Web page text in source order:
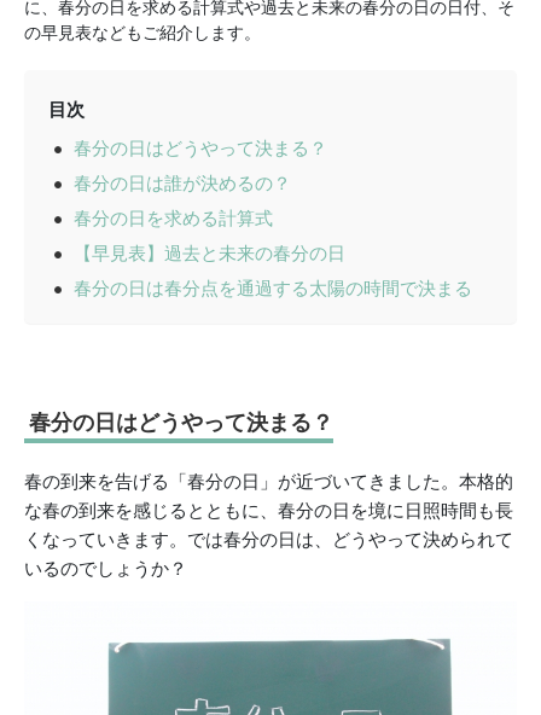
に、春分の日を求める計算式や過去と未来の春分の日の日付、そ
の早見表などもご紹介します。
目次
春分の日はどうやって決まる？
春分の日は誰が決めるの？
春分の日を求める計算式
【早見表】過去と未来の春分の日
‌‌春分の日は春分点を通過する太陽の時間で決まる
春分の日はどうやって決まる？
春の到来を告げる「春分の日」が近づいてきました。本格的
な春の到来を感じるとともに、春分の日を境に日照時間も長
くなっていきます。では春分の日は、どうやって決められて
いるのでしょうか？